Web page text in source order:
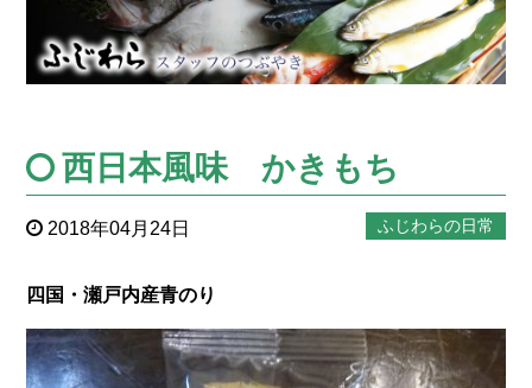
西日本風味 かきもち
2018年04月24日 ふじわらの日常
四国・瀬戸内産青のり